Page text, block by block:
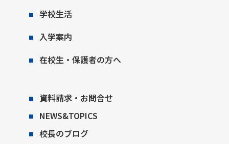
学校生活
入学案内
在校生・保護者の方へ
資料請求・お問合せ
NEWS&TOPICS
校長のブログ